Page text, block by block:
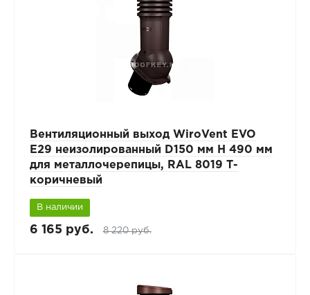
Вентиляционный выход WiroVent EVO
E29 неизолированный D150 мм Н 490 мм
для металлочерепицы, RAL 8019 Т-
коричневый
В наличии
6 165 руб. 8 220 руб.